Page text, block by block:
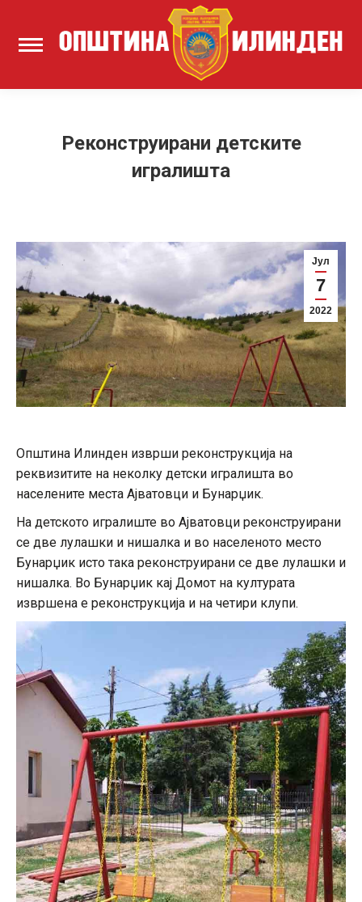
Реконструирани детските
игралишта
Јул
7
2022
Општина Илинден изврши реконструкција на
реквизитите на неколку детски игралишта во
населените места Ајватовци и Бунарџик.
На детското игралиште во Ајватовци реконструирани
се две лулашки и нишалка и во населеното место
Бунарџик исто така реконструирани се две лулашки и
нишалка. Во Бунарџик кај Домот на културата
извршена е реконструкција и на четири клупи.